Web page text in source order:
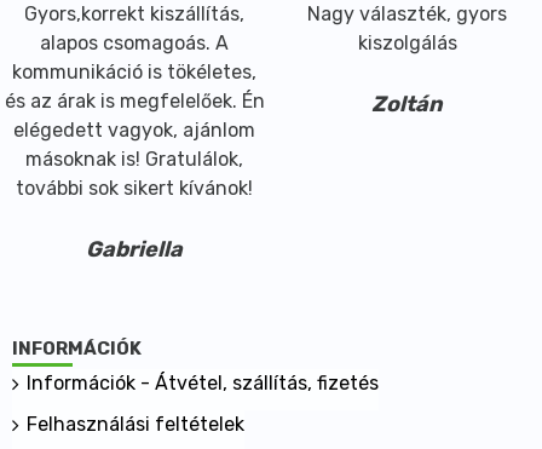
- Mandulaolaj (Prunus amygdalus): E-vitamin
tartalmának köszönhetően táplálja és puhítja a bőrt,
A-vitamin tartalmának köszönhetően segít a
fertőzések leküzdésében.
- Barátcserje (Vitex negundo): Fertőzést gátló és
antibakteriális tulajdonságainak köszönhetően
hasznos összetevő a különböző bőrgyulladások
- Indiai fűz (Rubia cordifolia): Indiában elterjedt,
Tárolás:
Száraz, hűvös helyen tárolandó. Felbontás után 12
hónapig használható fel.
Gyors,korrekt kiszállítás,
alapos csomagoás. A
kommunikáció is tökéletes,
és az árak is megfelelőek. Én
elégedett vagyok, ajánlom
másoknak is! Gratulálok,
további sok sikert kívánok!
Gabriella
Nagy választék, gyors
kiszolgálás
Zoltán
INFORMÁCIÓK
Információk - Átvétel, szállítás, fizetés
Felhasználási feltételek